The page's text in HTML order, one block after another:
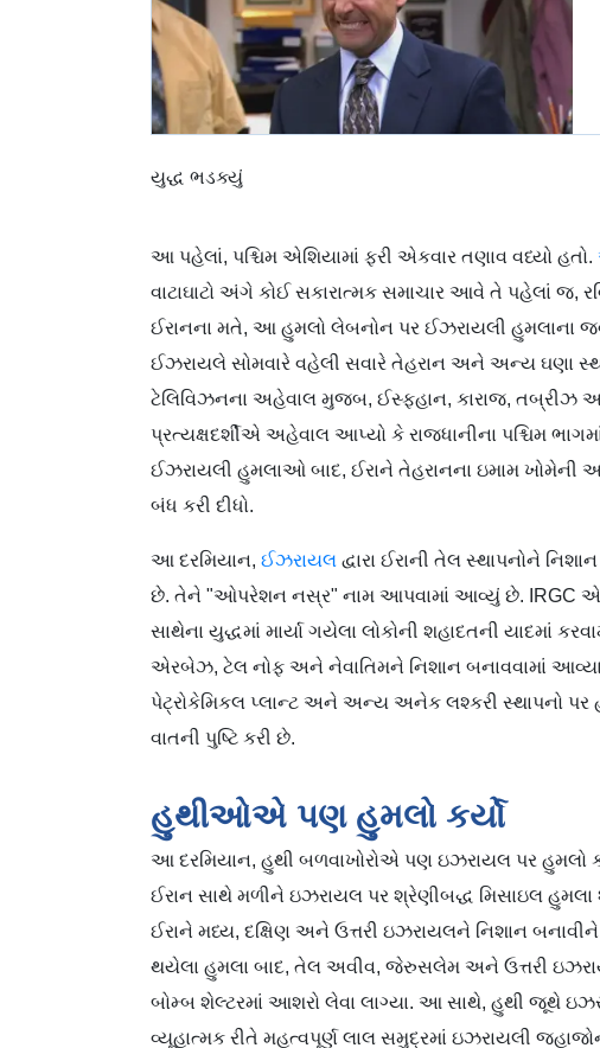
યુદ્ધ ભડક્યું
આ પહેલાં, પશ્ચિમ એશિયામાં ફરી એકવાર તણાવ વધ્યો હતો.
વાટાઘાટો અંગે કોઈ સકારાત્મક સમાચાર આવે તે પહેલાં જ,
ઈરાનના મતે, આ હુમલો લેબનોન પર ઈઝરાયલી હુમલાના
ઈઝરાયલે સોમવારે વહેલી સવારે તેહરાન અને અન્ય ઘણા
ટેલિવિઝનના અહેવાલ મુજબ, ઈસ્ફહાન, કારાજ, તબ્રીઝ
પ્રત્યક્ષદર્શીએ અહેવાલ આપ્યો કે રાજધાનીના પશ્ચિમ
ઈઝરાયલી હુમલાઓ બાદ, ઈરાને તેહરાનના ઇમામ ખોમેની
બંધ કરી દીધો.
આ દરમિયાન, ઈઝરાયલ દ્વારા ઈરાની તેલ સ્થાપનોને
છે. તેને "ઓપરેશન નસ્ર" નામ આપવામાં આવ્યું છે. IRGC
સાથેના યુદ્ધમાં માર્યા ગયેલા લોકોની શહાદતની
એરબેઝ, ટેલ નોફ અને નેવાતિમને નિશાન બનાવવામાં
પેટ્રોકેમિકલ પ્લાન્ટ અને અન્ય અનેક લશ્કરી સ્થાપનો
વાતની પુષ્ટિ કરી છે.
હુથીઓએ પણ હુમલો કર્યો
આ દરમિયાન, હુથી બળવાખોરોએ પણ ઇઝરાયલ પર હુમલો
ઈરાન સાથે મળીને ઇઝરાયલ પર શ્રેણીબદ્ધ મિસાઇલ હુમલા
ઈરાને મધ્ય, દક્ષિણ અને ઉત્તરી ઇઝરાયલને નિશાન
થયેલા હુમલા બાદ, તેલ અવીવ, જેરુસલેમ અને ઉત્તરી
બોમ્બ શેલ્ટરમાં આશરો લેવા લાગ્યા. આ સાથે, હુથી જૂથે
વ્યૂહાત્મક રીતે મહત્વપૂર્ણ લાલ સમુદ્રમાં ઇઝરાયલી